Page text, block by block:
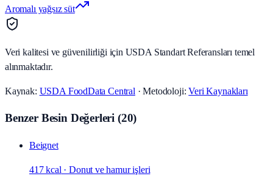
Aromalı yağsız süt
Veri kalitesi ve güvenilirliği için USDA Standart Referansları temel
alınmaktadır.
Kaynak: USDA FoodData Central · Metodoloji:Veri Kaynakları
Benzer Besin Değerleri (20)
Beignet
417 kcal ·Donut ve hamur işleri